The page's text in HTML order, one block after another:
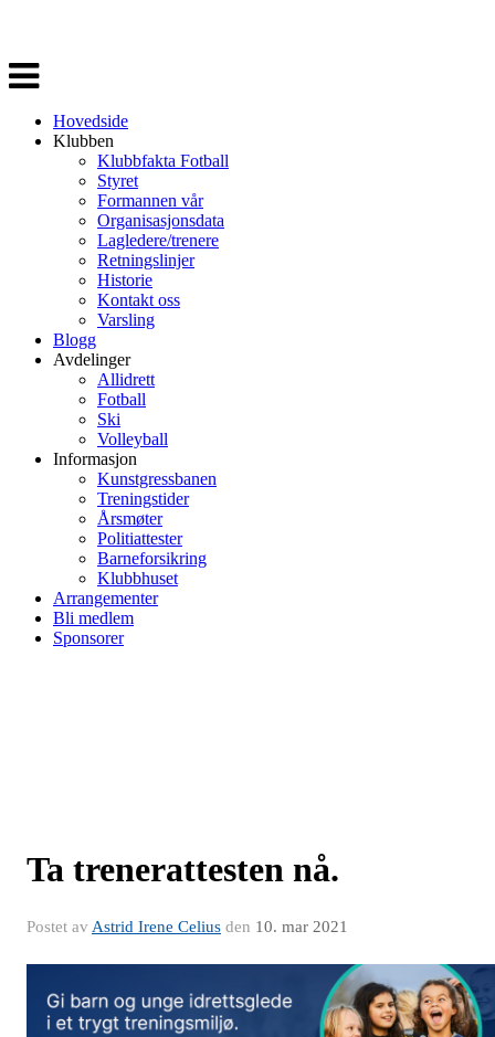
Veksle
navigasjon
Hovedside
Klubben
Klubbfakta Fotball
Styret
Formannen vår
Organisasjonsdata
Lagledere/trenere
Retningslinjer
Historie
Kontakt oss
Varsling
Blogg
Avdelinger
Allidrett
Fotball
Ski
Volleyball
Informasjon
Kunstgressbanen
Treningstider
Årsmøter
Politiattester
Barneforsikring
Klubbhuset
Arrangementer
Bli medlem
Sponsorer
Ta trenerattesten nå.
Postet av Astrid Irene Celius den 10. mar 2021